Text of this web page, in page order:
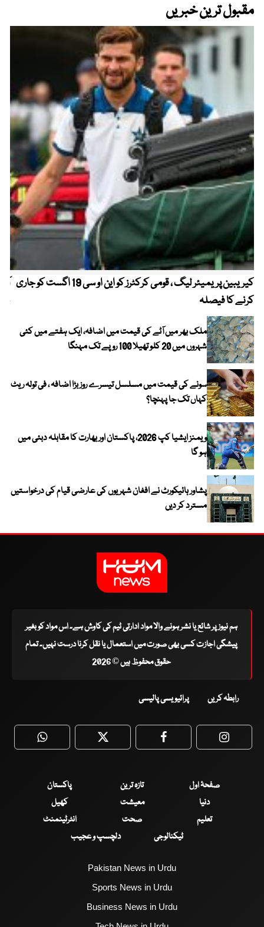
مقبول ترین خبریں
کیریبین پریمیئر لیگ ، قومی کرکٹرز کو این او سی 19 اگست کو جاری
کرنے کا فیصلہ
ملک بھر میں آٹے کی قیمت میں اضافہ، ایک ہفتے میں کئی
شہروں میں 20 کلو تھیلا 100 روپے تک مہنگا
سونے کی قیمت میں مسلسل تیسرے روز بڑا اضافہ ، فی تولہ ریٹ
کہاں تک جا پہنچا؟
ویمنز ایشیا کپ 2026، پاکستان اور بھارت کا مقابلہ دبئی میں
ہو گا
پشاور ہائیکورٹ نے افغان شہریوں کی عارضی قیام کی درخواستیں
مسترد کر دیں
ہم نیوز پر شائع یا نشر ہونے والا مواد ادارتی ٹیم کی کاوش ہے۔ اس مواد کو بغیر
پیشگی اجازت کسی بھی صورت میں استعمال یا نقل کرنا درست نہیں۔ تمام
حقوق محفوظ ہیں © 2026
رابطہ کریں پرائیویسی پالیسی
WhatsApp Twitter Facebook
صفحۂ اول تازہ ترین
پاکستان
دنیا
معیشت
کھیل
تعلیم
صحت
انٹرٹینمنٹ
ٹیکنالوجی
دلچسپ و عجیب
Pakistan News in Urdu
Sports News in Urdu
Business News in Urdu